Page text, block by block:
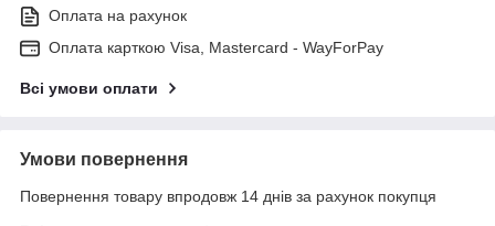
Оплата на рахунок
Оплата карткою Visa, Mastercard - WayForPay
Всі умови оплати
Умови повернення
Повернення товару впродовж 14 днів за рахунок покупця